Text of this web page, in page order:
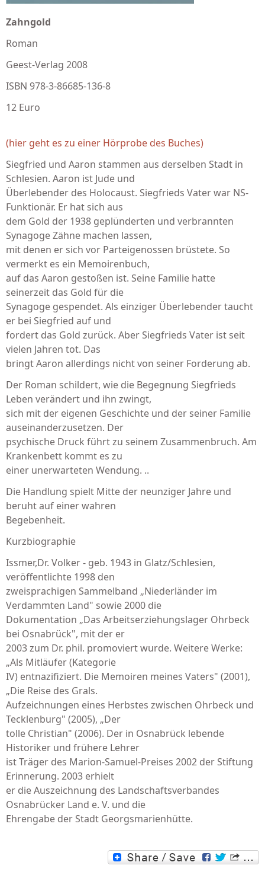
Zahngold
Roman
Geest-Verlag 2008
ISBN 978-3-86685-136-8
12 Euro
(hier geht es zu einer Hörprobe des Buches)
Siegfried und Aaron stammen aus derselben Stadt in
Schlesien. Aaron ist Jude und
Überlebender des Holocaust. Siegfrieds Vater war NS-
Funktionär. Er hat sich aus
dem Gold der 1938 geplünderten und verbrannten
Synagoge Zähne machen lassen,
mit denen er sich vor Parteigenossen brüstete. So
vermerkt es ein Memoirenbuch,
auf das Aaron gestoßen ist. Seine Familie hatte
seinerzeit das Gold für die
Synagoge gespendet. Als einziger Überlebender taucht
er bei Siegfried auf und
fordert das Gold zurück. Aber Siegfrieds Vater ist seit
vielen Jahren tot. Das
bringt Aaron allerdings nicht von seiner Forderung ab.
Der Roman schildert, wie die Begegnung Siegfrieds
Leben verändert und ihn zwingt,
sich mit der eigenen Geschichte und der seiner Familie
auseinanderzusetzen. Der
psychische Druck führt zu seinem Zusammenbruch. Am
Krankenbett kommt es zu
einer unerwarteten Wendung. ..
Die Handlung spielt Mitte der neunziger Jahre und
beruht auf einer wahren
Begebenheit.
Kurzbiographie
Issmer,Dr. Volker - geb. 1943 in Glatz/Schlesien,
veröffentlichte 1998 den
zweisprachigen Sammelband „Niederländer im
Verdammten Land" sowie 2000 die
Dokumentation „Das Arbeitserziehungslager Ohrbeck
bei Osnabrück", mit der er
2003 zum Dr. phil. promoviert wurde. Weitere Werke:
„Als Mitläufer (Kategorie
IV) entnazifiziert. Die Memoiren meines Vaters" (2001),
„Die Reise des Grals.
Aufzeichnungen eines Herbstes zwischen Ohrbeck und
Tecklenburg" (2005), „Der
tolle Christian" (2006). Der in Osnabrück lebende
Historiker und frühere Lehrer
ist Träger des Marion-Samuel-Preises 2002 der Stiftung
Erinnerung. 2003 erhielt
er die Auszeichnung des Landschaftsverbandes
Osnabrücker Land e. V. und die
Ehrengabe der Stadt Georgsmarienhütte.